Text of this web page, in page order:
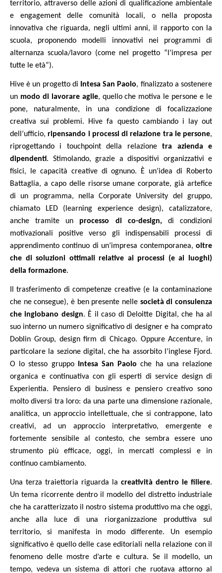
territorio, attraverso delle azioni di qualificazione ambientale
e engagement delle comunità locali, o nella proposta
innovativa che riguarda, negli ultimi anni, il rapporto con la
scuola, proponendo modelli innovativi nei programmi di
alternanza scuola/lavoro (come nel progetto “l’impresa per
tutte le età”).
Hive è un progetto di Intesa San Paolo, finalizzato a sostenere
un modo di lavorare agile, quello che motiva le persone e le
pone, naturalmente, in una condizione di focalizzazione
creativa sui problemi. Hive fa questo cambiando i lay out
dell’ufficio,ripensando i processi di relazione tra le persone,
riprogettando i touchpoint della relazionetra azienda e
dipendenti. Stimolando, grazie a dispositivi organizzativi e
fisici, le capacità creative di ognuno. È un’idea di Roberto
Battaglia, a capo delle risorse umane corporate, già artefice
di un programma, nella Corporate University del gruppo,
chiamato LED (learning experience design), catalizzatore,
anche tramite un processo di co-design, di condizioni
motivazionali positive verso gli indispensabili processi di
apprendimento continuo di un’impresa contemporanea, oltre
che di soluzioni ottimali relative ai processi (e ai luoghi)
della formazione.
Il trasferimento di competenze creative (e la contaminazione
che ne consegue), è ben presente nelle società di consulenza
che inglobano design. È il caso di Deloitte Digital, che ha al
suo interno un numero significativo di designer e ha comprato
Doblin Group, design firm di Chicago. Oppure Accenture, in
particolare la sezione digital, che ha assorbito l’inglese Fjord.
O lo stesso gruppo
Intesa San Paolo che ha una relazione
organica e continuativa con gli esperti di service design di
Experientia. Pensiero di business e pensiero creativo sono
molto diversi tra loro: da una parte una dimensione razionale,
analitica, un approccio intellettuale, che si contrappone, lato
creativi, ad un approccio interpretativo, emergente e
fortemente sensibile al contesto, che sembra essere uno
strumento più efficace, oggi, in mercati complessi e in
continuo cambiamento.
Una terza traiettoria riguarda la creatività dentro le filiere.
Un tema ricorrente dentro il modello del distretto industriale
che ha caratterizzato il nostro sistema produttivo ma che oggi,
anche alla luce di una riorganizzazione produttiva sul
territorio, si manifesta in modo differente. Un esempio
significativo è quello delle case editoriali nella relazione con il
fenomeno delle mostre d’arte e cultura. Se il modello, un
tempo, vedeva un sistema di attori che ruotava attorno al